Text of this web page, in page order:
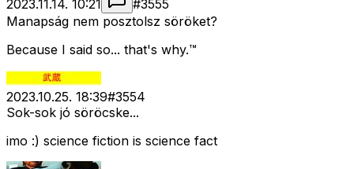
2023.11.14. 10:21 #3555
Manapság nem posztolsz söröket?
Because I said so... that's why.™
2023.10.25. 18:39#3554
Sok-sok jó söröcske...
imo :) science fiction is science fact